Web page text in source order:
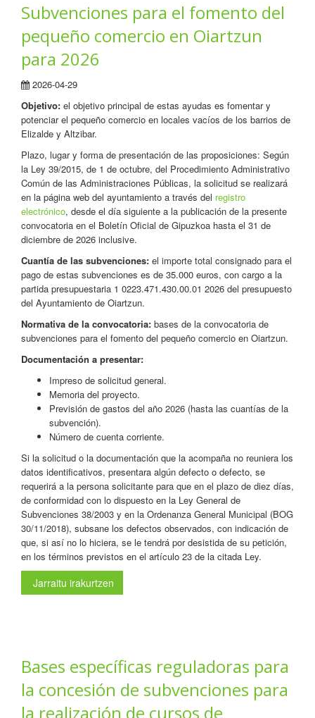
Subvenciones para el fomento del
pequeño comercio en Oiartzun
para 2026
2026-04-29
Objetivo: el objetivo principal de estas ayudas es fomentar y
potenciar el pequeño comercio en locales vacíos de los barrios de
Elizalde y Altzibar.
Plazo, lugar y forma de presentación de las proposiciones: Según
la Ley 39/2015, de 1 de octubre, del Procedimiento Administrativo
Común de las Administraciones Públicas, la solicitud se realizará
en la página web del ayuntamiento a través del registro
electrónico, desde el día siguiente a la publicación de la presente
convocatoria en el Boletín Oficial de Gipuzkoa hasta el 31 de
diciembre de 2026 inclusive.
Cuantía de las subvenciones: el importe total consignado para el
pago de estas subvenciones es de 35.000 euros, con cargo a la
partida presupuestaria 1 0223.471.430.00.01 2026 del presupuesto
del Ayuntamiento de Oiartzun.
Normativa de la convocatoria: bases de la convocatoria de
subvenciones para el fomento del pequeño comercio en Oiartzun.
Documentación a presentar:
Impreso de solicitud general.
Memoria del proyecto.
Previsión de gastos del año 2026 (hasta las cuantías de la
subvención).
Número de cuenta corriente.
Si la solicitud o la documentación que la acompaña no reuniera los
datos identificativos, presentara algún defecto o defecto, se
requerirá a la persona solicitante para que en el plazo de diez días,
de conformidad con lo dispuesto en la Ley General de
Subvenciones 38/2003 y en la Ordenanza General Municipal (BOG
30/11/2018), subsane los defectos observados, con indicación de
que, si así no lo hiciera, se le tendrá por desistida de su petición,
en los términos previstos en el artículo 23 de la citada Ley.
Jarraitu irakurtzen
Bases específicas reguladoras para
la concesión de subvenciones para
la realización de cursos de